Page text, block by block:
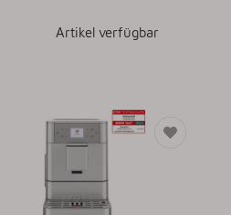
Artikel verfügbar